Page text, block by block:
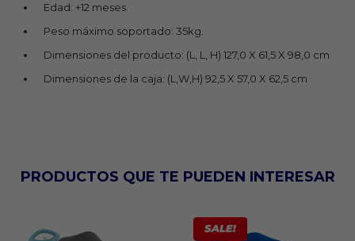
Edad: +12 meses.
Peso máximo soportado: 35kg.
Dimensiones del producto: (L, L, H) 127,0 X 61,5 X 98,0 cm
Dimensiones de la caja: (L,W,H) 92,5 X 57,0 X 62,5 cm
PRODUCTOS QUE TE PUEDEN INTERESAR